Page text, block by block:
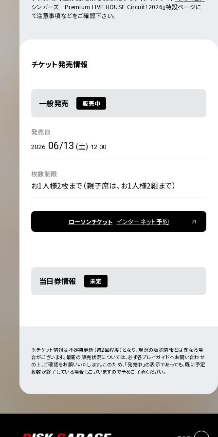
シンガーズ Premium LIVE HOUSE Circuit！2026』特設ページに
て注意事項などをご確認下さい。
チケット発売情報
一般発売 販売中
発売日
2026 06/13 (土) 12:00
枚数制限
お1人様2枚まで（親子席は、お1人様2組まで）
ローソンチケット インターネット予約
当日券情報 未定
※チケット情報は不定期更新（週2回程度）となり、現況の販売情報とは異なる場
合がございます。最新の販売状況については、必ず各プレイガイドへお問い合わせ
の上、ご確認をお願いいたします。このため、「発売中」の表示であっても、既に予定
枚数が終了している場合もございますので予めご了承ください。